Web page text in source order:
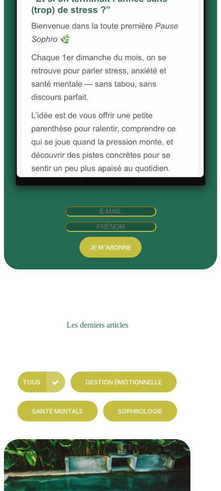
JE M'ABONNE
Les derniers articles
TOUS GESTION ÉMOTIONNELLE
SANTÉ MENTALE SOPHROLOGIE